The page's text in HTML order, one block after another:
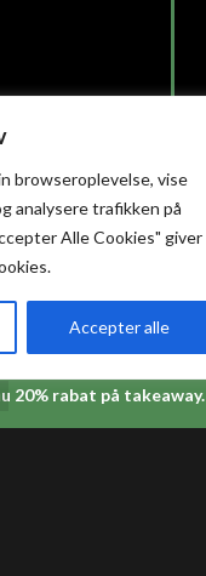
browseroplevelse, vise
analysere trafikken på
Alle Cookies" giver
Accepter alle
20% rabat på takeaway.